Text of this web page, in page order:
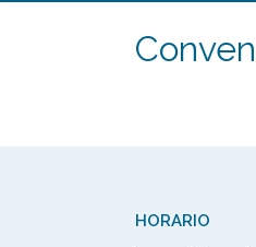
HORARIO